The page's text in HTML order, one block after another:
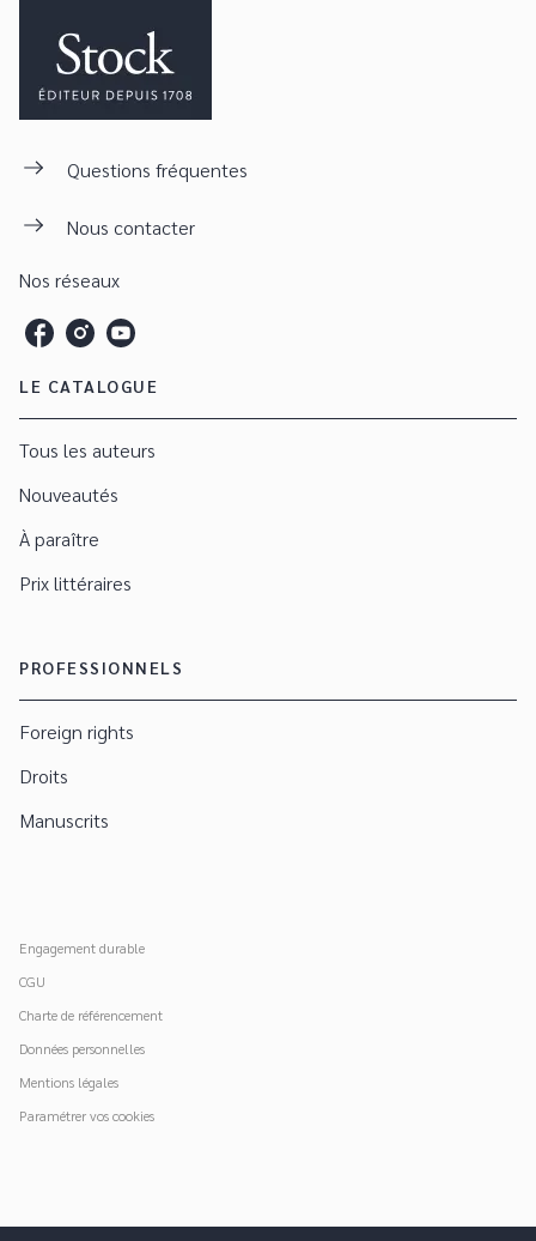
Questions fréquentes
Nous contacter
Nos réseaux
LE CATALOGUE
Tous les auteurs
Nouveautés
À paraître
Prix littéraires
PROFESSIONNELS
Foreign rights
Droits
Manuscrits
Engagement durable
CGU
Charte de référencement
Données personnelles
Mentions légales
Paramétrer vos cookies